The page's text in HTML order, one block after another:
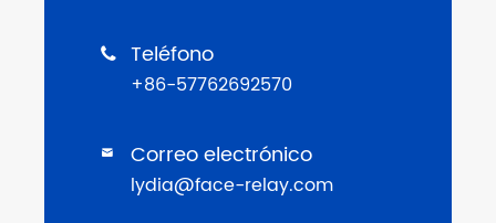
 Teléfono
+86-57762692570
 Correo electrónico
lydia@face-relay.com